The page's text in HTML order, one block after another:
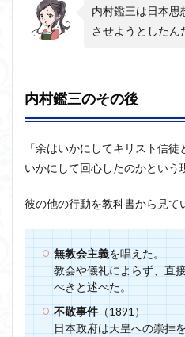
内村鑑三は日本思
させようとしたん
内村鑑三のその後
「余はいかにしてキリスト信
いかにして回心したのかという
彼の他の行動を教科書から見て
無教会主義を唱えた。
教会や儀礼によらず、直
べきと述べた。
不敬事件（1891）
日本政府は天皇への崇拝